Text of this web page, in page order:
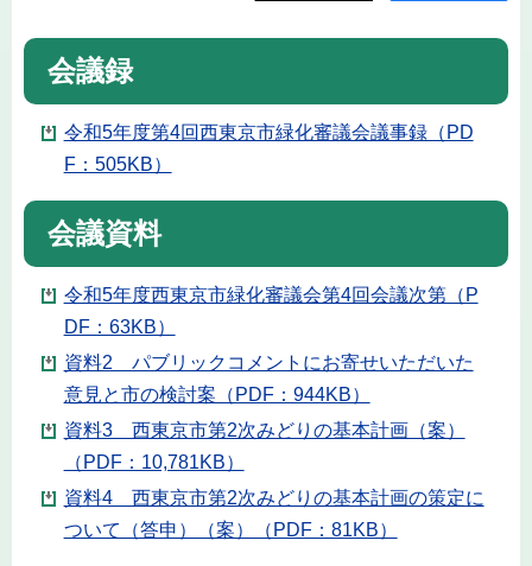
会議録
令和5年度第4回西東京市緑化審議会議事録（PD
F：505KB）
会議資料
令和5年度西東京市緑化審議会第4回会議次第（P
DF：63KB）
資料2 パブリックコメントにお寄せいただいた
意見と市の検討案（PDF：944KB）
資料3 西東京市第2次みどりの基本計画（案）
（PDF：10,781KB）
資料4 西東京市第2次みどりの基本計画の策定に
ついて（答申）（案）（PDF：81KB）